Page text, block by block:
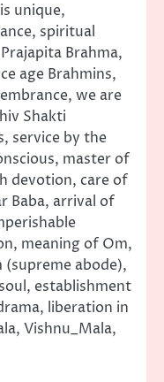
unique,
spiritual
Brahma,
age Brahmins,
we are
Shakti
service by the
master of
devotion, care of
Baba, arrival of
meaning of Om,
abode),
establishment
liberation in
Vishnu_Mala,